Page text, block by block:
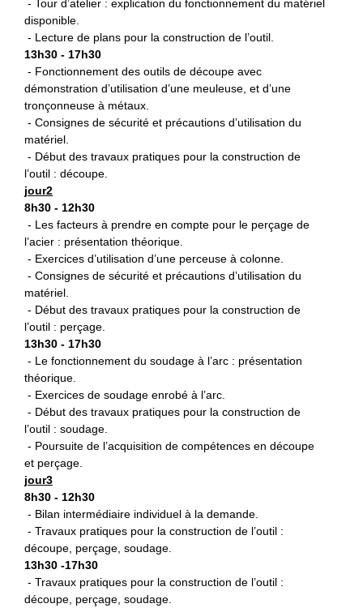
- Tour d’atelier : explication du fonctionnement du matériel
disponible.
- Lecture de plans pour la construction de l’outil.
13h30 - 17h30
- Fonctionnement des outils de découpe avec
démonstration d’utilisation d’une meuleuse, et d’une
tronçonneuse à métaux.
- Consignes de sécurité et précautions d’utilisation du
matériel.
- Début des travaux pratiques pour la construction de
l’outil : découpe.
jour2
8h30 - 12h30
- Les facteurs à prendre en compte pour le perçage de
l’acier : présentation théorique.
- Exercices d’utilisation d’une perceuse à colonne.
- Consignes de sécurité et précautions d’utilisation du
matériel.
- Début des travaux pratiques pour la construction de
l’outil : perçage.
13h30 - 17h30
- Le fonctionnement du soudage à l’arc : présentation
théorique.
- Exercices de soudage enrobé à l’arc.
- Début des travaux pratiques pour la construction de
l’outil : soudage.
- Poursuite de l’acquisition de compétences en découpe
et perçage.
jour3
8h30 - 12h30
- Bilan intermédiaire individuel à la demande.
- Travaux pratiques pour la construction de l’outil :
découpe, perçage, soudage.
13h30 -17h30
- Travaux pratiques pour la construction de l’outil :
découpe, perçage, soudage.